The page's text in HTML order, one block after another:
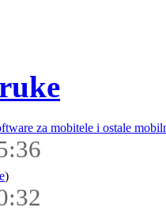
za mobitele i ostale
)